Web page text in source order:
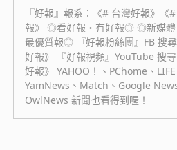
『好報』報系：《# 台灣好報》《
報》 ◎看好報・有好報◎ ◎新媒體
最優質報◎ 『好報粉絲團』FB 搜
好報》 『好報視頻』YouTube 搜
好報》 YAHOO！、PChome、LIFE
YamNews、Match、Google
OwlNews 新聞也看得到喔！